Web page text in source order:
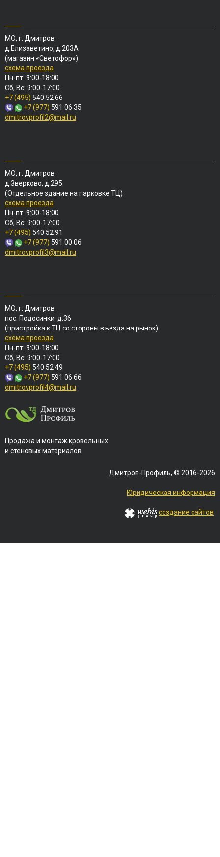
МО, г. Дмитров,
д.Елизаветино, д.203А
(магазин «Светофор»)
схема проезда
Пн-пт: 9:00-18:00
Сб, Вс: 9:00-17:00
+7 (495) 540 52 66
+7 (977) 591 06 35
dmitrovprofil2@mail.ru
МО, г. Дмитров,
д.Зверково, д.295
(Отдельное здание на парковке ТЦ)
схема проезда
Пн-пт: 9:00-18:00
Сб, Вс: 9:00-17:00
+7 (495) 540 52 91
+7 (977) 591 00 06
dmitrovprofil3@mail.ru
МО, г. Дмитров,
пос. Подосинки, д.36
(пристройка к ТЦ со стороны въезда на рынок)
схема проезда
Пн-пт: 9:00-18:00
Сб, Вс: 9:00-17:00
+7 (495) 540 52 49
+7 (977) 591 06 66
dmitrovprofil4@mail.ru
Продажа и монтаж кровельных
и стеновых материалов
Дмитров-Профиль, © 2016-2026
Юридическая информация
создание сайтов